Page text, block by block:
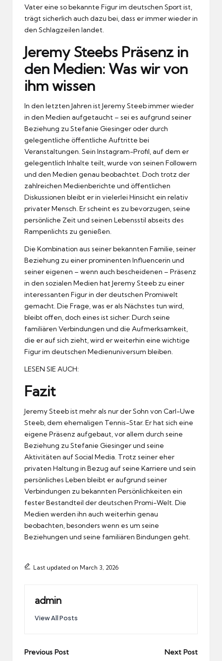
Vater eine so bekannte Figur im deutschen Sport ist,
trägt sicherlich auch dazu bei, dass er immer wieder in
den Schlagzeilen landet.
Jeremy Steebs Präsenz in
den Medien: Was wir von
ihm wissen
In den letzten Jahren ist Jeremy Steeb immer wieder
in den Medien aufgetaucht – sei es aufgrund seiner
Beziehung zu Stefanie Giesinger oder durch
gelegentliche öffentliche Auftritte bei
Veranstaltungen. Sein Instagram-Profil, auf dem er
gelegentlich Inhalte teilt, wurde von seinen Followern
und den Medien genau beobachtet. Doch trotz der
zahlreichen Medienberichte und öffentlichen
Diskussionen bleibt er in vielerlei Hinsicht ein relativ
privater Mensch. Er scheint es zu bevorzugen, seine
persönliche Zeit und seinen Lebensstil abseits des
Rampenlichts zu genießen.
Die Kombination aus seiner bekannten Familie, seiner
Beziehung zu einer prominenten Influencerin und
seiner eigenen – wenn auch bescheidenen – Präsenz
in den sozialen Medien hat Jeremy Steeb zu einer
interessanten Figur in der deutschen Promiwelt
gemacht. Die Frage, was er als Nächstes tun wird,
bleibt offen, doch eines ist sicher: Durch seine
familiären Verbindungen und die Aufmerksamkeit,
die er auf sich zieht, wird er weiterhin eine wichtige
Figur im deutschen Medienuniversum bleiben.
LESEN SIE AUCH:
Fazit
Jeremy Steeb ist mehr als nur der Sohn von Carl-Uwe
Steeb, dem ehemaligen Tennis-Star. Er hat sich eine
eigene Präsenz aufgebaut, vor allem durch seine
Beziehung zu Stefanie Giesinger und seine
Aktivitäten auf Social Media. Trotz seiner eher
privaten Haltung in Bezug auf seine Karriere und sein
persönliches Leben bleibt er aufgrund seiner
Verbindungen zu bekannten Persönlichkeiten ein
fester Bestandteil der deutschen Promi-Welt. Die
Medien werden ihn auch weiterhin genau
beobachten, besonders wenn es um seine
Beziehungen und seine familiären Bindungen geht.
Last updated on March 3, 2026
admin
View All Posts
Post
Previous Post Next Post